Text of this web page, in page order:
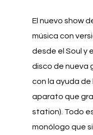
El nuevo show
música con
desde el Soul y
disco de nueva
con la ayuda de
aparato que
station). Todo
monólogo que